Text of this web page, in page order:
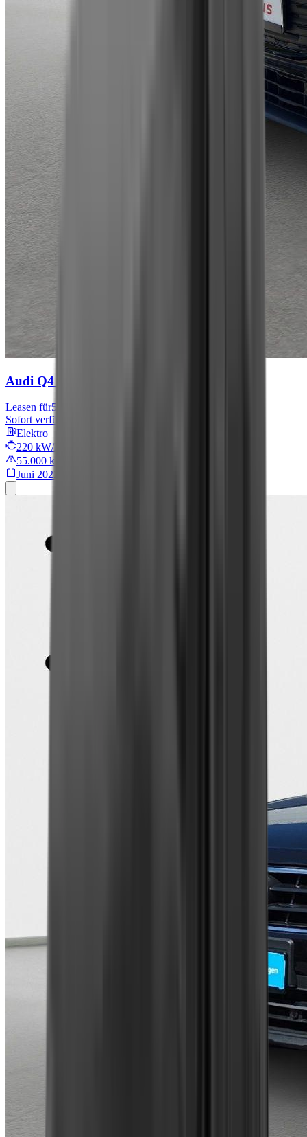
Audi Q4 e-tron
Leasen für567 € mtl.
Sofort verfügbar
Elektro
220 kW/299 PS
55.000 km
Juni 2022